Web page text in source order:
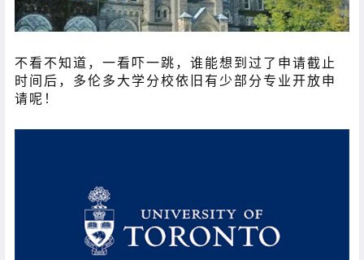
不看不知道，一看吓一跳，谁能想到过了申请截止
时间后，多伦多大学分校依旧有少部分专业开放申
请呢！